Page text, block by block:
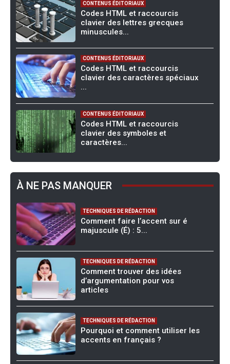
CONTENUS ÉDITORIAUX
Codes HTML et raccourcis
clavier des lettres grecques
minuscules...
CONTENUS ÉDITORIAUX
Codes HTML et raccourcis
clavier des caractères spéciaux
...
CONTENUS ÉDITORIAUX
Codes HTML et raccourcis
clavier des symboles et
caractères...
À NE PAS MANQUER
TECHNIQUES DE RÉDACTION
Comment faire l’accent sur é
majuscule (É) : 5...
TECHNIQUES DE RÉDACTION
Comment trouver des idées
d’argumentation pour vos
articles
TECHNIQUES DE RÉDACTION
Pourquoi et comment utiliser les
accents en français ?